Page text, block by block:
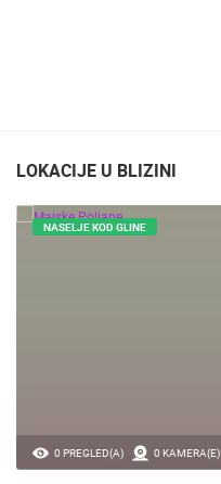
LOKACIJE U BLIZINI
0 PREGLED(A) 0 KAMERA(E)
NASELJE KOD GLINE